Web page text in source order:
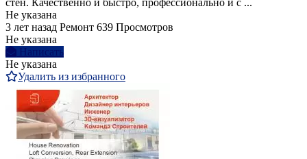
стен. Качественно и быстро, профессионально и с ...
Не указана
3 лет назад Ремонт 639 Просмотров
Не указана
Написать
Не указана
Удалить из избранного